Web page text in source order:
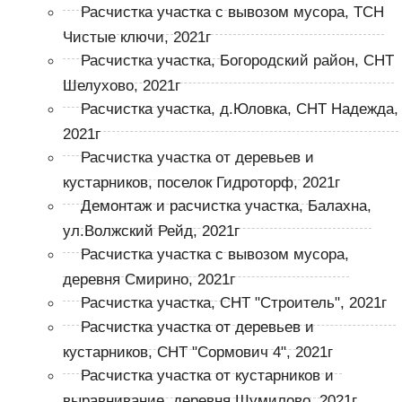
Расчистка участка с вывозом мусора, ТСН
Чистые ключи, 2021г
Расчистка участка, Богородский район, СНТ
Шелухово, 2021г
Расчистка участка, д.Юловка, СНТ Надежда,
2021г
Расчистка участка от деревьев и
кустарников, поселок Гидроторф, 2021г
Демонтаж и расчистка участка, Балахна,
ул.Волжский Рейд, 2021г
Расчистка участка с вывозом мусора,
деревня Смирино, 2021г
Расчистка участка, СНТ "Строитель", 2021г
Расчистка участка от деревьев и
кустарников, СНТ "Сормович 4", 2021г
Расчистка участка от кустарников и